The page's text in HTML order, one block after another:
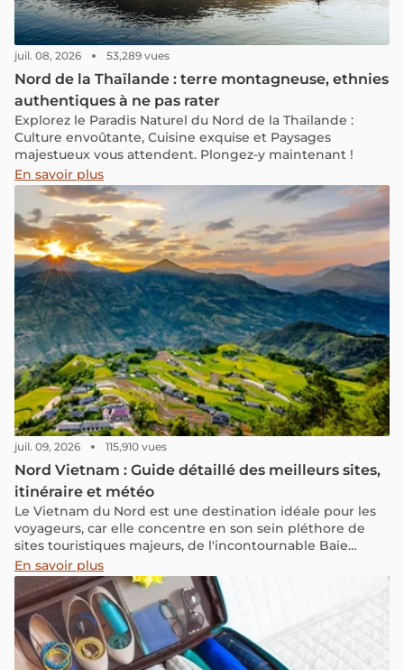
juil. 08, 2026 53,289 vues
Nord de la Thaïlande : terre montagneuse, ethnies
authentiques à ne pas rater
Explorez le Paradis Naturel du Nord de la Thaïlande :
Culture envoûtante, Cuisine exquise et Paysages
majestueux vous attendent. Plongez-y maintenant !
En savoir plus
juil. 09, 2026 115,910 vues
Nord Vietnam : Guide détaillé des meilleurs sites,
itinéraire et météo
Le Vietnam du Nord est une destination idéale pour les
voyageurs, car elle concentre en son sein pléthore de
sites touristiques majeurs, de l'incontournable Baie
d'Halong aux mystérieuses montagnes du nord, en
passant par Hanoï, la capitale trépidante.
En savoir plus